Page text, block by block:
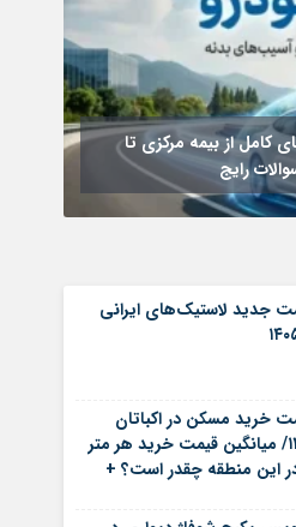
کامل از بیمه مرکزی تا
رایج
جدید لاستیک‌های ایرانی
خرید مسکن در اکباتان
مرداد ۱۴۰۵/ میانگین قیمت خرید هر متر
در این منطقه چقدر است؟ +